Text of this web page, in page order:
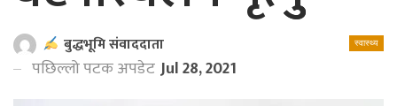
स्वास्थ्य
बुद्धभूमि संवाददाता
पछिल्लो पटक अपडेट Jul 28, 2021